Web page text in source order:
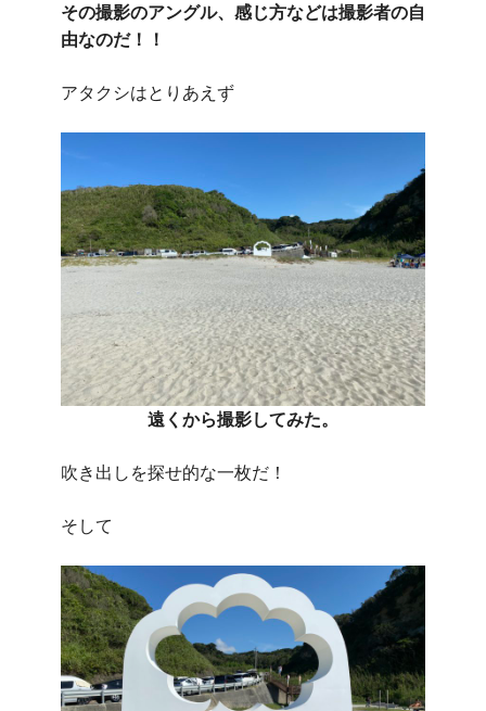
その撮影のアングル、感じ方などは撮影者の自
由なのだ！！
アタクシはとりあえず
遠くから撮影してみた。
吹き出しを探せ的な一枚だ！
そして